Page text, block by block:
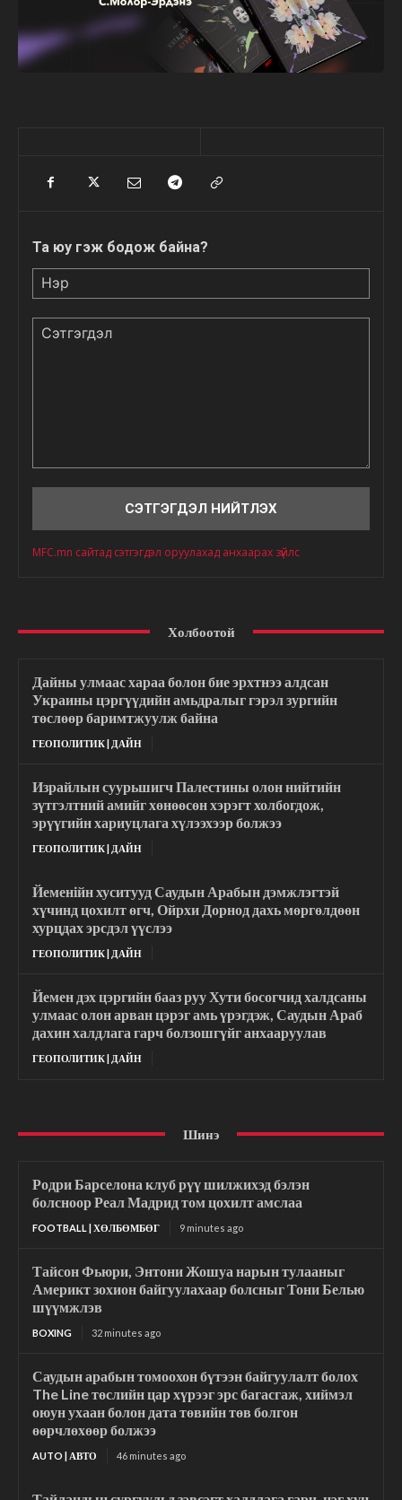
Та юу гэж бодож байна?
MFC.mn сайтад сэтгэгдэл оруулахад анхаарах зүйлс
Холбоотой
Дайны улмаас хараа болон бие эрхтнээ алдсан
Украины цэргүүдийн амьдралыг гэрэл зургийн
төслөөр баримтжуулж байна
ГЕОПОЛИТИК | ДАЙН
Израйлын суурьшигч Палестины олон нийтийн
зүтгэлтний амийг хөнөөсөн хэрэгт холбогдож,
эрүүгийн хариуцлага хүлээхээр болжээ
ГЕОПОЛИТИК | ДАЙН
Йеменійн хуситууд Саудын Арабын дэмжлэгтэй
хүчинд цохилт өгч, Ойрхи Дорнод дахь мөргөлдөөн
хурцдах эрсдэл үүслээ
ГЕОПОЛИТИК | ДАЙН
Йемен дэх цэргийн бааз руу Хути босогчид халдсаны
улмаас олон арван цэрэг амь үрэгдэж, Саудын Араб
дахин халдлага гарч болзошгүйг анхааруулав
ГЕОПОЛИТИК | ДАЙН
Шинэ
Родри Барселона клуб рүү шилжихэд бэлэн
болсноор Реал Мадрид том цохилт амслаа
FOOTBALL | ХӨЛБӨМБӨГ 9 minutes ago
Тайсон Фьюри, Энтони Жошуа нарын тулааныг
Америкт зохион байгуулахаар болсныг Тони Белью
шүүмжлэв
BOXING 32 minutes ago
Саудын арабын томоохон бүтээн байгуулалт болох
The Line төслийн цар хүрээг эрс багасгаж, хиймэл
оюун ухаан болон дата төвийн төв болгон
өөрчлөхөөр болжээ
AUTO | АВТО 46 minutes ago